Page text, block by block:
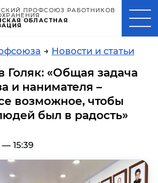
ПРОФСОЮЗ РАБОТНИКОВ
ОБЛАСТНАЯ
→ Новости и статьи
Голяк: «Общая задача
и нанимателя –
возможное, чтобы
был в радость»
15:39